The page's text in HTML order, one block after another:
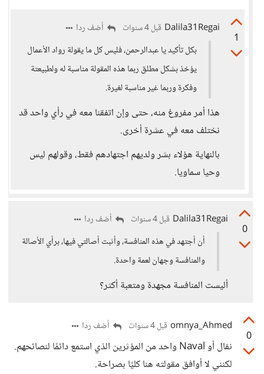
1
Dalila31Regai قبل 4 سنوات
أضف ردا
بكل تأكيد يا عبدالرحمن، فليس كل ما يقولة رواد الأعمال
يؤخذ بشكل مطلق ربما هذه المقولة مناسبة له ولطبيعتة
وفكرة وربما غير مناسبة لغيرة.
هذا أمر مفروغ منه، حتى وإن اتفقنا معه في رأي واحد قد
نختلف معه في عشرة أخرى.
بالنهاية هؤلاء بشر ولديهم اجتهادهم فقط، وقولهم ليس
وحيا سماويا.
0
Dalila31Regai قبل 4 سنوات
أضف ردا
أن أجتهد في هذه المنافسة، وأثبت أصالتي فيها، برأي الأصالة
والمنافسة وجهان لعمة واحدة.
أليست المنافسة مجهدة ومتعبة أكثر؟
0
omnya_Ahmed قبل 4 سنوات أضف ردا
نفال أو Naval واحد من المؤثرين الذي استمع دائمًا لنصائحهم.
لكنني لا أوافق مقولته هنا كليًا بصراحة.